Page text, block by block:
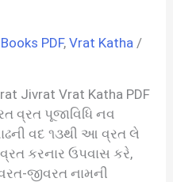
PDF,Vrat Katha /
Jivrat Vrat Katha PDF
વ્રત પૂજાવિધિ નવ
વદ ૧૩થી આ વ્રત લે
કરનાર ઉપવાસ કરે,
જીવરત નામની